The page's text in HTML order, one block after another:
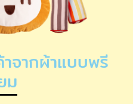
จากผ้าแบบพรี
ม